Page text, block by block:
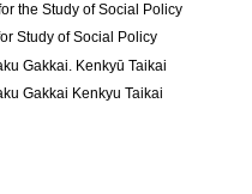
the Study of Social Policy
Study of Social Policy
Gakkai. Kenkyū Taikai
Gakkai Kenkyu Taikai